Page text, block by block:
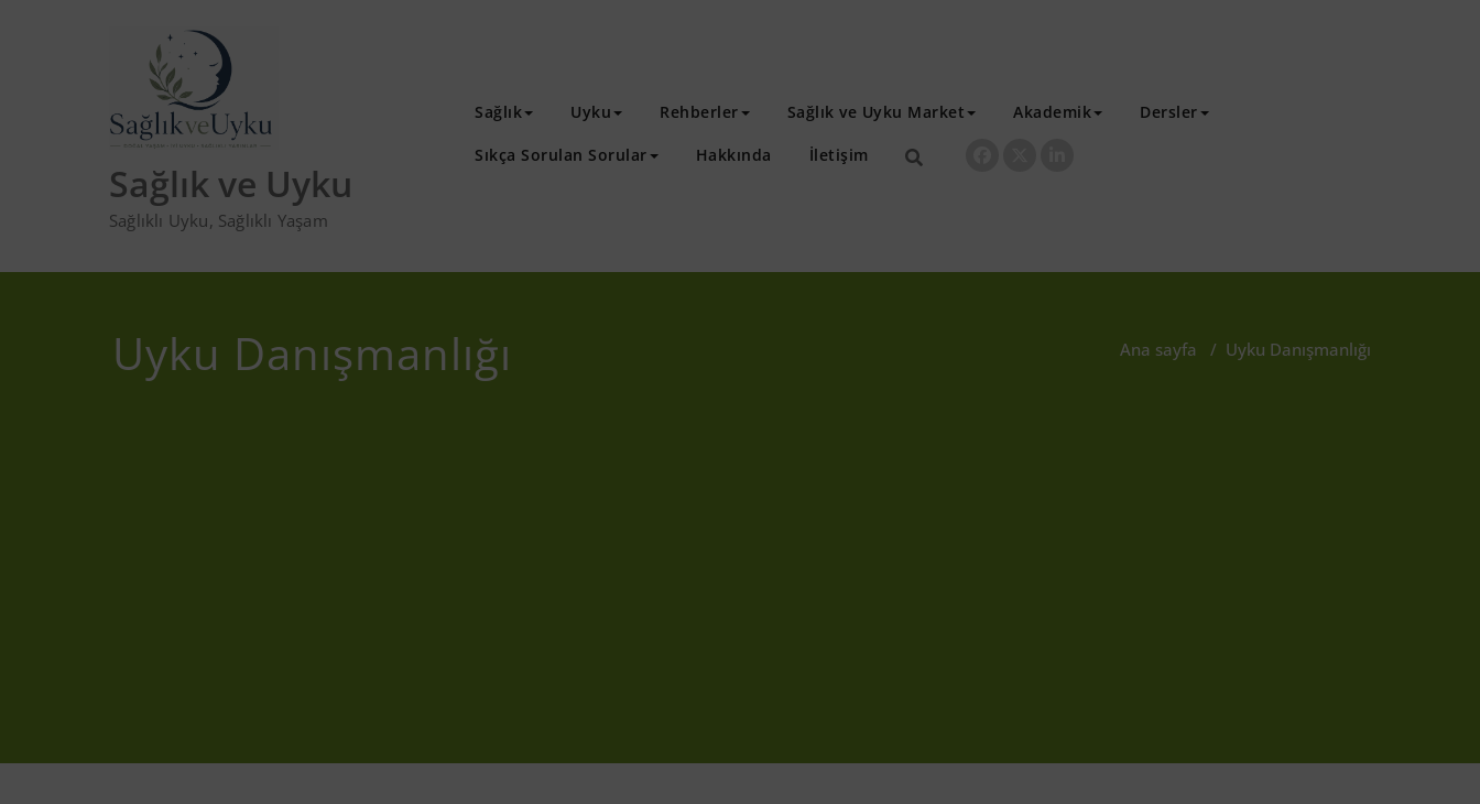
Sağlık ve Uyku
Sağlıklı Uyku, Sağlıklı Yaşam
Sağlık Uyku Rehberler Sağlık ve Uyku Market Akademik Dersler
Sıkça Sorulan Sorular Hakkında İletişim
Uyku Danışmanlığı Ana sayfa / Uyku Danışmanlığı